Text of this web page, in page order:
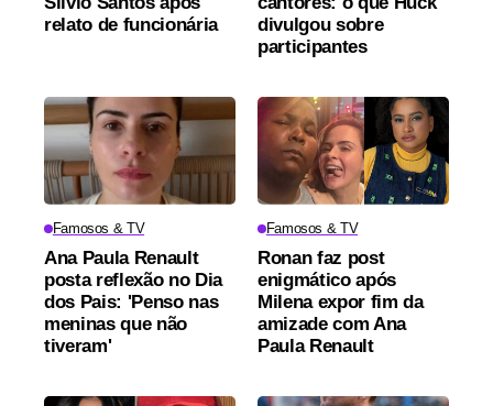
relato de funcionária
divulgou sobre
participantes
Famosos & TV
Ana Paula Renault
posta reflexão no Dia
dos Pais: 'Penso nas
meninas que não
tiveram'
Famosos & TV
Ronan faz post
enigmático após
Milena expor fim da
amizade com Ana
Paula Renault